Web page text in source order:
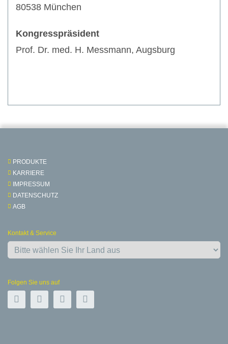
80538 München
Kongresspräsident
Prof. Dr. med. H. Messmann, Augsburg
PRODUKTE
KARRIERE
IMPRESSUM
DATENSCHUTZ
AGB
Kontakt & Service
Folgen Sie uns auf